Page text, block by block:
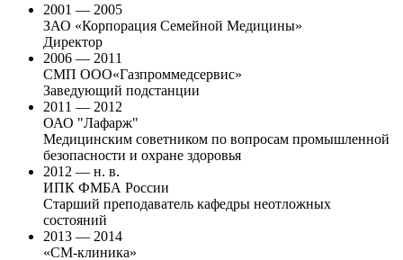
2001 — 2005
ЗАО «Корпорация Семейной Медицины»
Директор
2006 — 2011
СМП ООО«Газпроммедсервис»
Заведующий подстанции
2011 — 2012
ОАО "Лафарж"
Медицинским советником по вопросам промышленной
безопасности и охране здоровья
2012 — н. в.
ИПК ФМБА России
Старший преподаватель кафедры неотложных
состояний
2013 — 2014
«СМ-клиника»